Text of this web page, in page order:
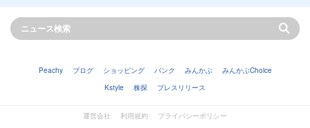
Peachy ブログ ショッピング バンク みんかぶ
みんかぶChoice
Kstyle
株探 プレスリリース
運営会社 利用規約 プライバシーポリシー